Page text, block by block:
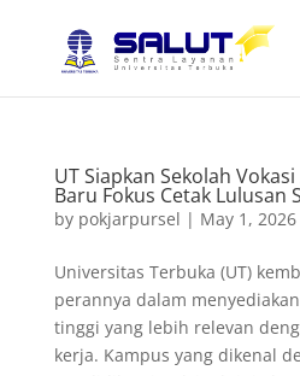
UT Siapkan Sekolah
Baru Fokus Cetak Lulusan
by pokjarpursel | May 1, 2026
Universitas Terbuka (UT)
perannya dalam
tinggi yang lebih relevan
kerja. Kampus yang dikenal